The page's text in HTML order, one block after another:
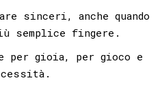
sinceri, anche quando
semplice fingere.
per gioia, per gioco e